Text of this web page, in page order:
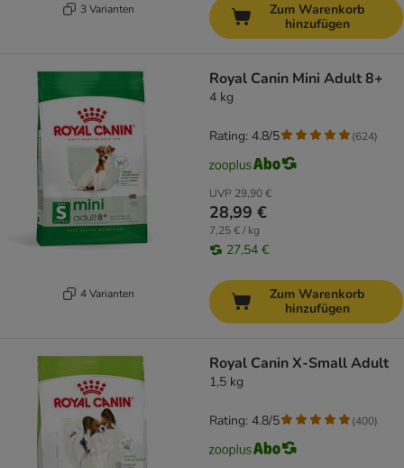
3 Varianten
Zum Warenkorb
hinzufügen
4 Varianten
Royal Canin Mini Adult 8+
4 kg
UVP 29,90 €
28,99 €
7,25 € / kg
27,54 €
Rating: 4.8/5 (624)
Zum Warenkorb
hinzufügen
Royal Canin X-Small Adult
1,5 kg
Rating: 4.8/5 (400)